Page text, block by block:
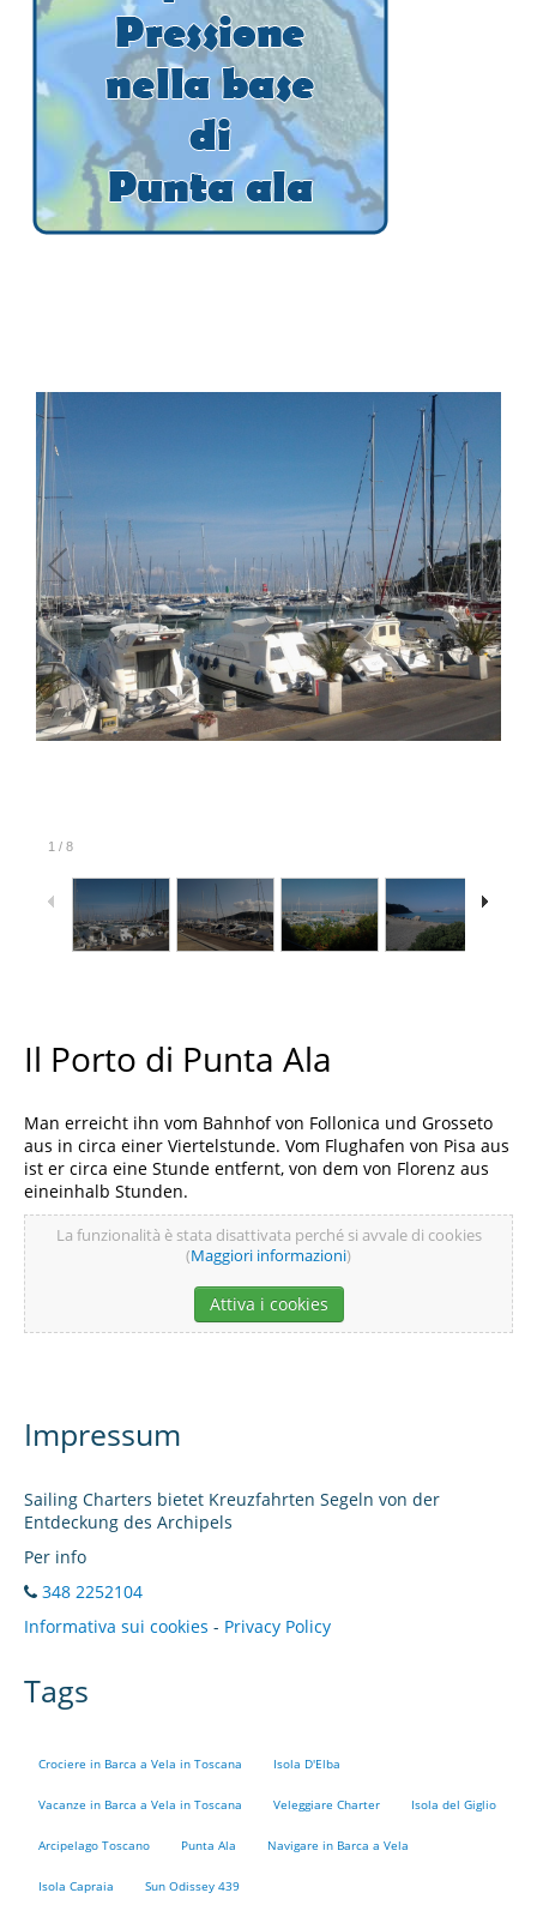
1 / 8
Il Porto di Punta Ala
Man erreicht ihn vom Bahnhof von Follonica und Grosseto
aus in circa einer Viertelstunde. Vom Flughafen von Pisa aus
ist er circa eine Stunde entfernt, von dem von Florenz aus
eineinhalb Stunden.
La funzionalità è stata disattivata perché si avvale di cookies
(Maggiori informazioni)
Attiva i cookies
Impressum
Sailing Charters bietet Kreuzfahrten Segeln von der
Entdeckung des Archipels
Per info
348 2252104
Informativa sui cookies - Privacy Policy
Tags
Crociere in Barca a Vela in Toscana Isola D'Elba
Vacanze in Barca a Vela in Toscana Veleggiare Charter Isola del Giglio
Arcipelago Toscano Punta Ala Navigare in Barca a Vela
Isola Capraia Sun Odissey 439